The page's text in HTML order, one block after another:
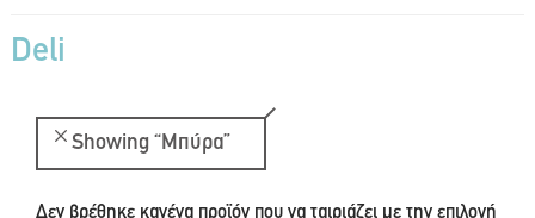
Deli
Showing “Μπύρα”
Δεν βρέθηκε κανένα προϊόν που να ταιριάζει με την επιλογή